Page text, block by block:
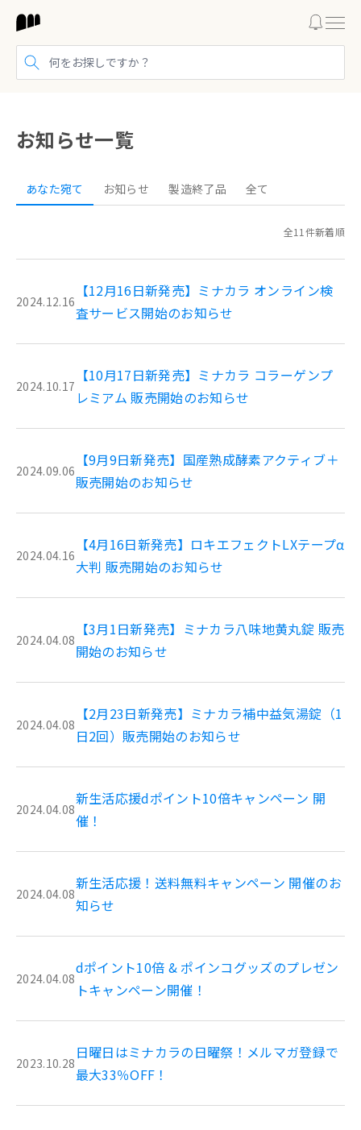
検索する
お知らせ一覧
あなた宛て お知らせ 製造終了品 全て
全11件新着順
2024.12.16
【12月16日新発売】ミナカラ オンライン検
査サービス開始のお知らせ
2024.10.17
【10月17日新発売】ミナカラ コラーゲンプ
レミアム 販売開始のお知らせ
2024.09.06
【9月9日新発売】国産熟成酵素アクティブ＋
販売開始のお知らせ
2024.04.16
【4月16日新発売】ロキエフェクトLXテープα
大判 販売開始のお知らせ
2024.04.08
【3月1日新発売】ミナカラ八味地黄丸錠 販売
開始のお知らせ
2024.04.08
【2月23日新発売】ミナカラ補中益気湯錠（1
日2回）販売開始のお知らせ
2024.04.08
新生活応援dポイント10倍キャンペーン 開
催！
2024.04.08
新生活応援！送料無料キャンペーン 開催のお
知らせ
2024.04.08
dポイント10倍 & ポインコグッズのプレゼン
トキャンペーン開催！
2023.10.28
日曜日はミナカラの日曜祭！メルマガ登録で
最大33％OFF！